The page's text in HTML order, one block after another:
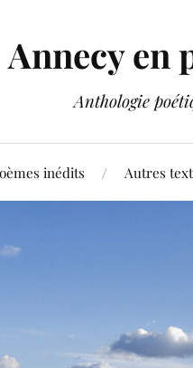
Annecy en
Anthologie
inédits Autres